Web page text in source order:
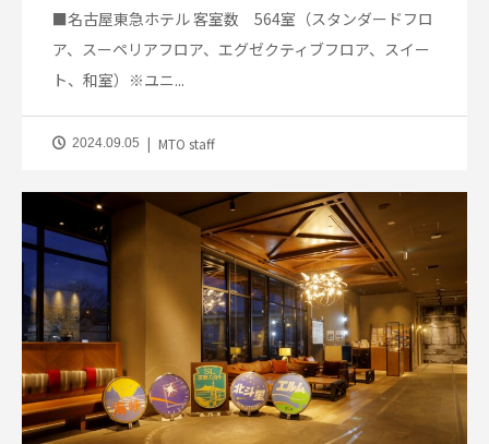
■名古屋東急ホテル 客室数 564室（スタンダードフロ
ア、スーペリアフロア、エグゼクティブフロア、スイー
ト、和室）※ユニ...
2024.09.05 MTO staff